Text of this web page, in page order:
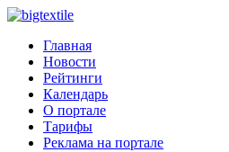
Главная
Новости
Рейтинги
Календарь
О портале
Тарифы
Реклама на портале